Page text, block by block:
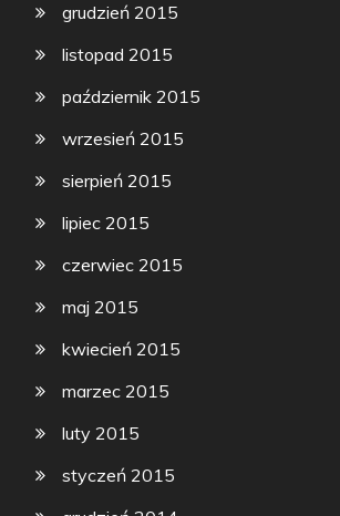
grudzień 2015
listopad 2015
październik 2015
wrzesień 2015
sierpień 2015
lipiec 2015
czerwiec 2015
maj 2015
kwiecień 2015
marzec 2015
luty 2015
styczeń 2015